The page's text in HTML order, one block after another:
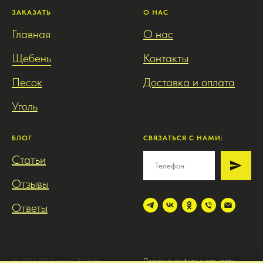
ЗАКАЗАТЬ
Главная
Щебень
Песок
Уголь
О НАС
О нас
Контакты
Доставка и оплата
БЛОГ
Статьи
Отзывы
Ответы
СВЯЗАТЬСЯ С НАМИ:
© 2007. ИП Иочис С.В. ИНН Политика конфиденциальности